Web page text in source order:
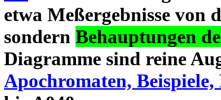
etwa Meßergebnisse von
sondern Behauptungen
Diagramme sind reine
Apochromaten, Beispiele,